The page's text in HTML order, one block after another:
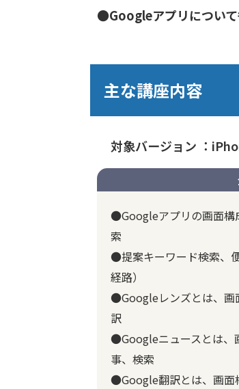
●Googleアプリについ
主な講座内容
対象バージョン ：
●Googleアプリの画面構
索
●提案キーワード検索、
経路）
●Googleレンズとは、画
訳
●Googleニュースとは、
事、検索
●Google翻訳とは、画面